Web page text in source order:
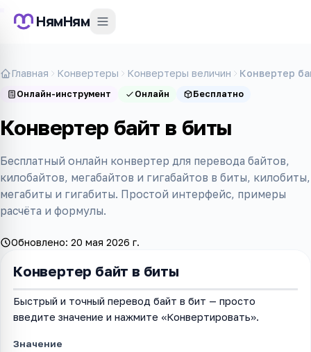
НямНям
Главная Конвертеры Конвертеры величин Конвертер
Онлайн-инструмент Онлайн Бесплатно
Конвертер байт в биты
Бесплатный онлайн конвертер для перевода байтов,
килобайтов, мегабайтов и гигабайтов в биты, килобиты,
мегабиты и гигабиты. Простой интерфейс, примеры
расчёта и формулы.
Обновлено: 20 мая 2026 г.
Конвертер байт в биты
Быстрый и точный перевод байт в бит — просто
введите значение и нажмите «Конвертировать».
Значение